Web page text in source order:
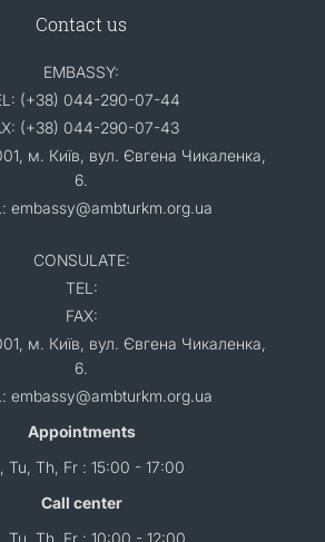
Contact us
EMBASSY:
(+38) 044-290-07-44
(+38) 044-290-07-43
м. Київ, вул. Євгена Чикаленка,
6.
embassy@ambturkm.org.ua
CONSULATE:
TEL:
FAX:
м. Київ, вул. Євгена Чикаленка,
6.
embassy@ambturkm.org.ua
Appointments
Tu, Th, Fr : 15:00 - 17:00
Call center
Tu, Th, Fr : 10:00 - 12:00